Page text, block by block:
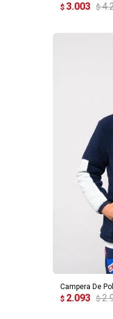
$ 3.003 $
Campera De
$ 2.093 $